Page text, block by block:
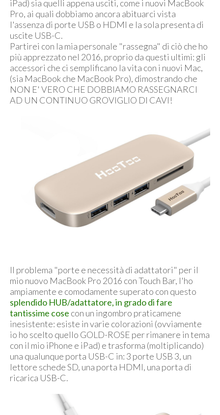
iPad) sia quelli appena usciti, come i nuovi MacBook
Pro, ai quali dobbiamo ancora abituarci vista
l'assenza di porte USB o HDMI e la sola presenta di
uscite USB-C.
Partirei con la mia personale "rassegna" di ciò che ho
più apprezzato nel 2016, proprio da questi ultimi: gli
accessori che ci semplificano la vita con i nuovi Mac,
(sia MacBook che MacBook Pro), dimostrando che
NON E' VERO CHE DOBBIAMO RASSEGNARCI
AD UN CONTINUO GROVIGLIO DI CAVI!
Il problema "porte e necessità di adattatori" per il
mio nuovo MacBook Pro 2016 con Touch Bar, l'ho
ampiamente e comodamente superato con questo
splendido HUB/adattatore, in grado di fare
tantissime cose con un ingombro praticamene
inesistente: esiste in varie colorazioni (ovviamente
io ho scelto quello GOLD-ROSE per rimanere in tema
con il mio iPhone e iPad) e trasforma (moltiplicando)
una qualunque porta USB-C in: 3 porte USB 3, un
lettore schede SD, una porta HDMI, una porta di
ricarica USB-C.